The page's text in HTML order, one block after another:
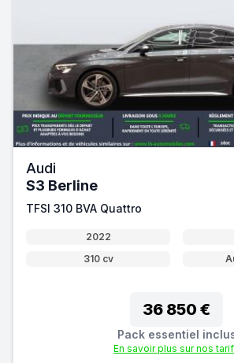
Audi
S3 Berline
TFSI 310 BVA Quattro
2022
310 cv
36 850 €
Pack essentiel
En savoir plus sur nos